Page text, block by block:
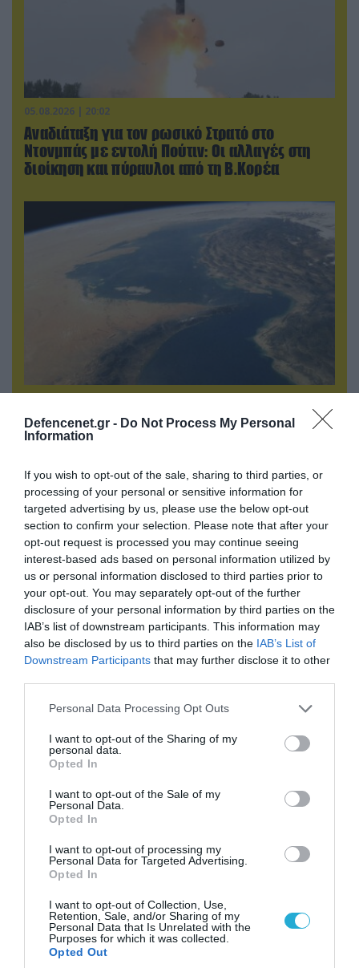
Defencenet.gr - Do Not Process My Personal
Information
If you wish to opt-out of the sale, sharing to third parties, or
processing of your personal or sensitive information for
targeted advertising by us, please use the below opt-out
section to confirm your selection. Please note that after your
opt-out request is processed you may continue seeing
interest-based ads based on personal information utilized by
us or personal information disclosed to third parties prior to
your opt-out. You may separately opt-out of the further
disclosure of your personal information by third parties on the
IAB’s list of downstream participants. This information may
also be disclosed by us to third parties on the IAB’s List of
Downstream Participants that may further disclose it to other
Please note that this website/app uses one or more Google
not limited to your visit or usage behaviour. You may click to
grant or deny consent to Google and its third-party tags to
use your data for below specified purposes in below Google
consent section.
Personal Data Processing Opt Outs
I want to opt-out of the Sharing of my
personal data.
Opted In
I want to opt-out of the Sale of my
Personal Data.
Opted In
I want to opt-out of processing my
Personal Data for Targeted Advertising.
Opted In
I want to opt-out of Collection, Use,
Retention, Sale, and/or Sharing of my
Personal Data that Is Unrelated with the
Purposes for which it was collected.
Opted Out
05.08.2026 | 20:02
Αναδιάταξη για τον ρωσικό Στρατό στο
Ντονμπάς με εντολή Πούτιν: Οι αλλαγές στη
διοίκηση και πύραυλοι από τη Β.Κορέα
Το Ομάν συμφώνησε ότι τα Στενά του Ορμούζ
είναι υπό ιρανική κυριαρχία και επιτεύχθηκε
05.08.2026 | 15:02
Ρωσικός πύραυλος με κεφαλή διασποράς
μεγαλύτερα κέντρα διανομής στο Κίεβο
(βίντεο)